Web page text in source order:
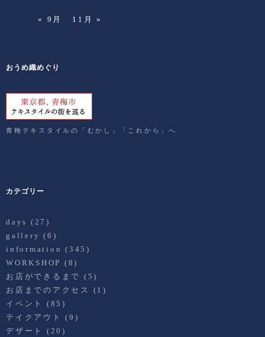
« 9月 11月 »
おうめ織めぐり
青梅テキスタイルの「むかし」「これから」へ
カテゴリー
days (27)
gallery (6)
information (345)
WORKSHOP (8)
お店ができるまで (5)
お店までのアクセス
(1)
イベント
(85)
テイクアウト
(9)
デザート
(20)